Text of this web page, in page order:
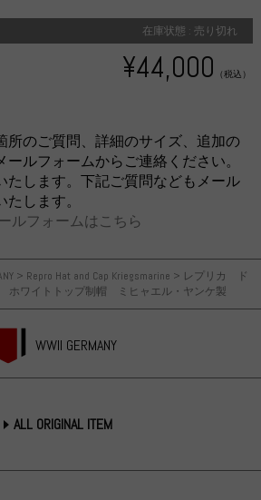
> Repro Hat and Cap Kriegsmarine > レプリカ ド
ワイトトップ制帽 ミヒャエル・ヤンケ製
WWII GERMANY
ALL ORIGINAL ITEM
在庫状態 : 売り切れ
¥44,000 （税込）
所のご質問、詳細のサイズ、追加の
ルフォームからご連絡ください。
たします。下記ご質問などもメール
します。
ルフォームはこちら